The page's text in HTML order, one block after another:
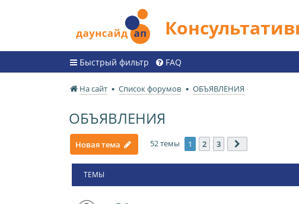
Быстрый фильтр FAQ
На сайт Список форумов ОБЪЯВЛЕНИЯ
ОБЪЯВЛЕНИЯ
Новая тема 52 темы 1 2 3
ТЕМЫ